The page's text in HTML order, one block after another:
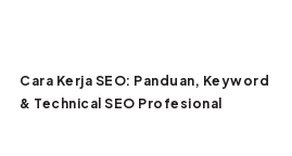
Cara Kerja SEO: Panduan, Keyword
& Technical SEO Profesional